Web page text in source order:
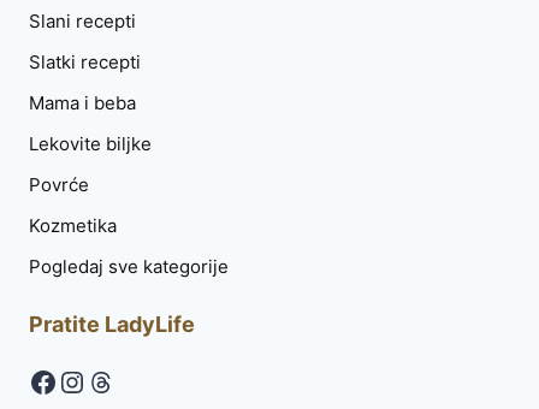
Slani recepti
Slatki recepti
Mama i beba
Lekovite biljke
Povrće
Kozmetika
Pogledaj sve kategorije
Pratite LadyLife
Facebook
Instagram
Threads